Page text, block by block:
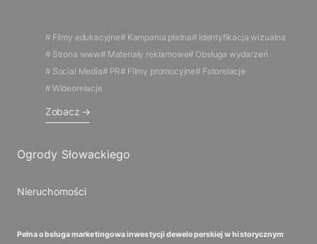
Filmy edukacyjne Kampania płatna
Identyfikacja wizualna
Strona www
Materiały reklamowe
Obsługa wydarzeń
Social Media
PR Filmy promocyjne
Fotorelacje
Wideorelacje
Zobacz
Ogrody Słowackiego
Nieruchomości
Pełna obsługa marketingowa inwestycji deweloperskiej w historycznym